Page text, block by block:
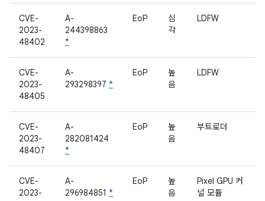
CVE-
2023-
48402
A-
244398863
*
EoP
심
각
LDFW
CVE-
2023-
48405
A-
293298397 *
EoP
높
음
LDFW
CVE-
2023-
48407
A-
282081424
*
EoP
높
음
부트로더
CVE-
2023-
A-
296984851 *
EoP
높
음
Pixel GPU 커
널 모듈